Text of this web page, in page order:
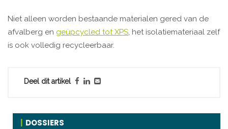
Niet alleen worden bestaande materialen gered van de
afvalberg en geüpcycled tot XPS, het isolatiemateriaal zelf
is ook volledig recycleerbaar.
Deel dit artikel
DOSSIERS